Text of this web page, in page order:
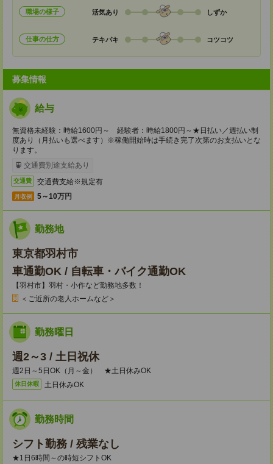
職場の様子 活気あり しずか
仕事の仕方 テキパキ コツコツ
募集情報
給与
無資格未経験：時給1600円～ 経験者：時給1800円～★日払い／週払い制
度あり（月払いも選べます）※稼働開始時は手続き完了次第のお支払いとな
ります。
交通費別途支給あり
交通費 交通費支給※規定有
月収例 5～10万円
勤務地
東京都羽村市
車通勤OK / 自転車・バイク通勤OK
【羽村市】羽村・小作など勤務地多数！
＜ご近所の老人ホームなど＞
勤務曜日
週2～3 / 土日祝休
週2日～5日OK（月～金） ★土日休みOK
休日休暇 土日休みOK
勤務時間
シフト勤務 / 残業なし
★1日6時間～の時短シフトOK